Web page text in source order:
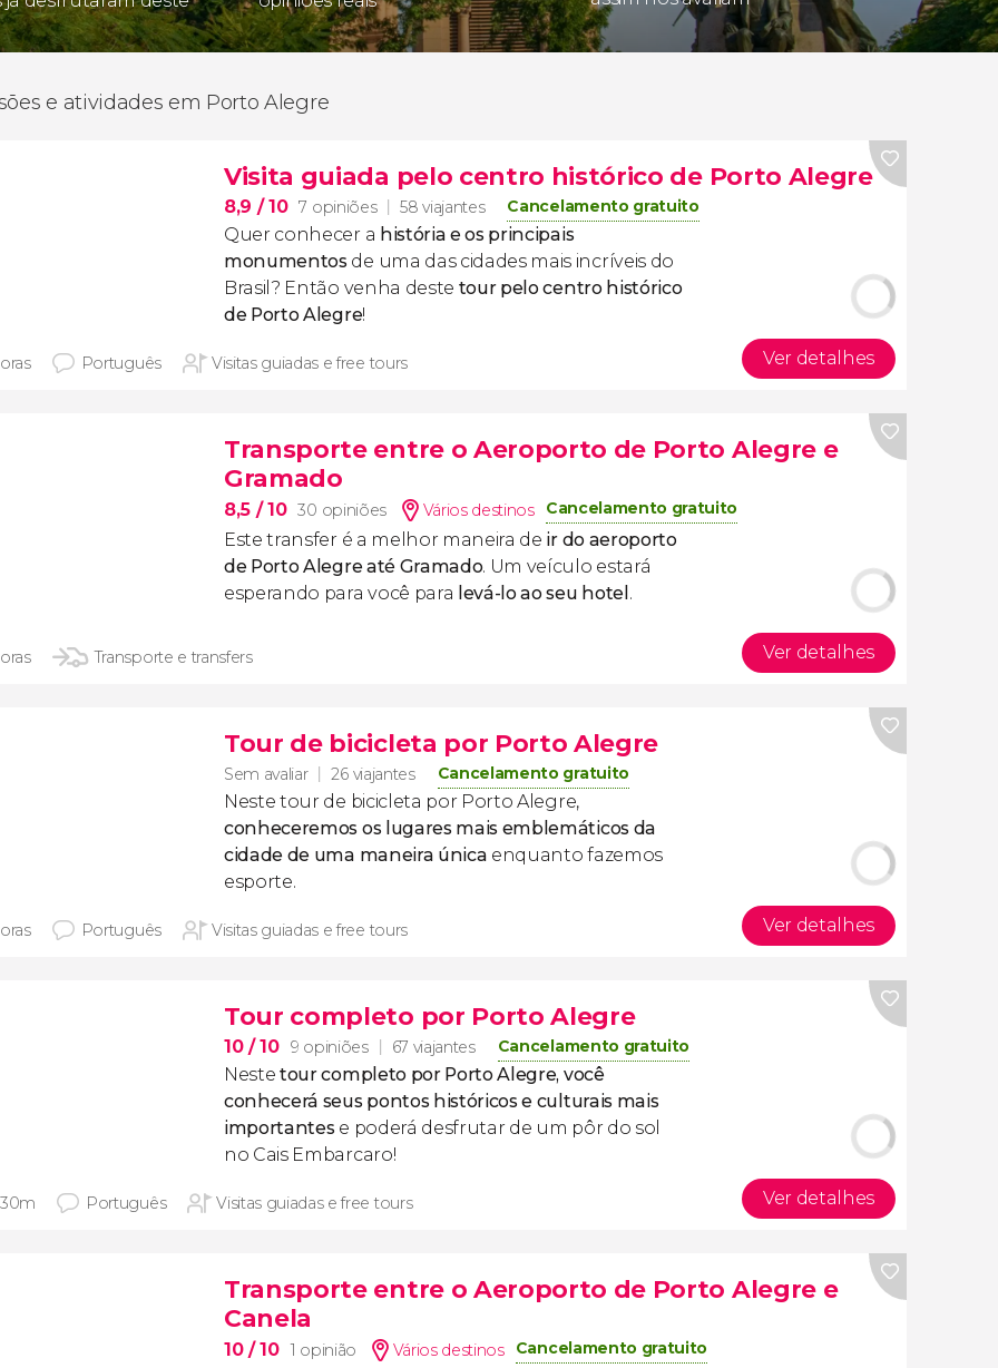
e atividades em Porto Alegre
Visita guiada pelo centro histórico de Porto Alegre
8,9 / 10 7 opiniões 58 viajantes Cancelamento gratuito
Quer conhecer a história e os principais
monumentosde uma das cidades mais incríveis do
Brasil? Então venha deste tour pelo centro histórico
de Porto Alegre!
Português Visitas guiadas e free tours Ver detalhes
Transporte entre o Aeroporto de Porto Alegre e
Gramado
8,5 / 10 30 opiniões Vários destinos Cancelamento gratuito
Este transfer é a melhor maneira de ir do aeroporto
de Porto Alegre até Gramado. Um veículo estará
esperando para você para levá-lo ao seu hotel .
Transporte e transfers Ver detalhes
Tour de bicicleta por Porto Alegre
Sem avaliar 26 viajantes Cancelamento gratuito
Neste tour de bicicleta por Porto Alegre,
conheceremos os lugares mais emblemáticos da
cidade de uma maneira única enquanto fazemos
esporte.
Português Visitas guiadas e free tours Ver detalhes
Tour completo por Porto Alegre
10/ 10 9 opiniões 67 viajantes Cancelamento gratuito
Neste tour completo por Porto Alegre, você
conhecerá seus pontos históricos e culturais mais
importantese poderá desfrutar de um pôr do sol
no Cais Embarcaro!
Português Visitas guiadas e free tours Ver detalhes
Transporte entre o Aeroporto de Porto Alegre e
Canela
10/ 10 1 opinião Vários destinos Cancelamento gratuito